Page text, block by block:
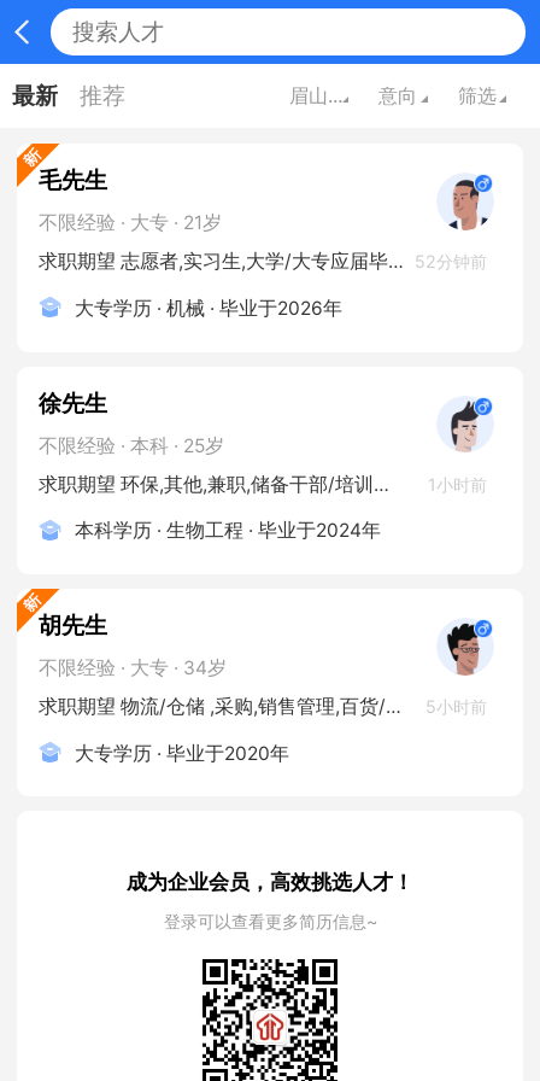
最新 推荐 眉山四川 意向 筛选
毛先生
不限经验 · 大专 · 21岁
求职期望 志愿者,实习生,大学/大专应届毕业生
52分钟前
大专学历 · 机械 · 毕业于2026年
徐先生
不限经验 · 本科 · 25岁
求职期望 环保,其他,兼职,储备干部/培训生/实习生,在校学生
1小时前
本科学历 · 生物工程 · 毕业于2024年
胡先生
不限经验 · 大专 · 34岁
求职期望 物流/仓储 ,采购,销售管理,百货/连锁/零售,销售人员
5小时前
大专学历 · 毕业于2020年
成为企业会员，高效挑选人才！
登录可以查看更多简历信息~